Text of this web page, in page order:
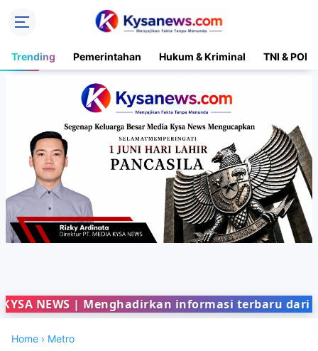
Trending Pemerintahan Hukum & Kriminal TNI &
| Menghadirkan informasi terbaru dari
Home › Metro